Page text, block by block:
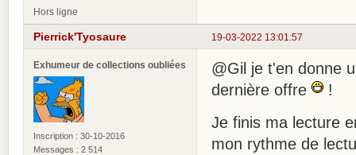
Hors ligne
19-03-2022 13:01:57
Pierrick'Tyosaure
Exhumeur de collections oubliées
Inscription : 30-10-2016
Messages : 2 514
@Gil je t'en donne
dernière offre
!
Je finis ma lecture
mon rythme de